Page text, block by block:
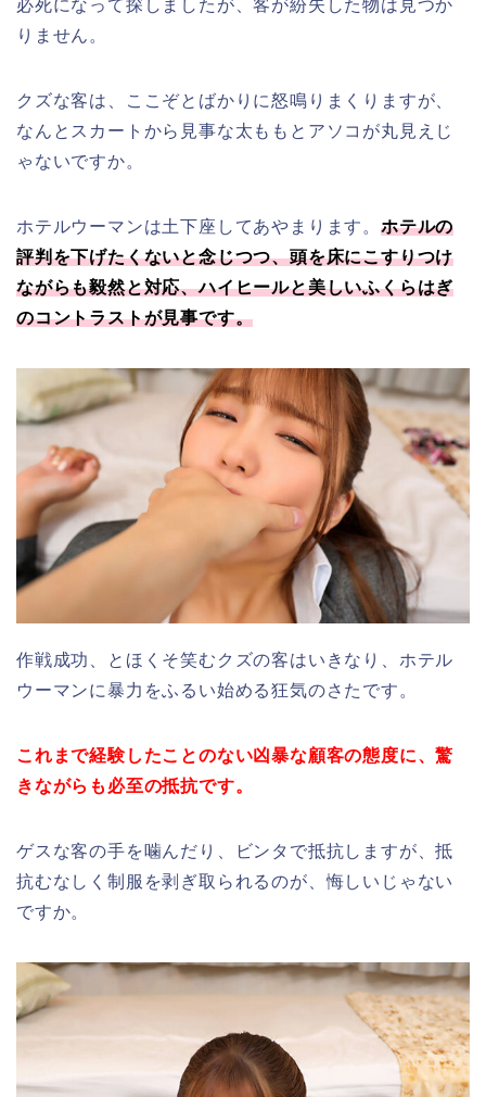
必死になって探しましたが、客が紛失した物は見つか
りません。
クズな客は、ここぞとばかりに怒鳴りまくりますが、
なんとスカートから見事な太ももとアソコが丸見えじ
ゃないですか。
ホテルウーマンは土下座してあやまります。 ホテルの
評判を下げたくないと念じつつ、頭を床にこすりつけ
ながらも毅然と対応、ハイヒールと美しいふくらはぎ
のコントラストが見事です。
作戦成功、とほくそ笑むクズの客はいきなり、ホテル
ウーマンに暴力をふるい始める狂気のさたです。
これまで経験したことのない凶暴な顧客の態度に、驚
きながらも必至の抵抗です。
ゲスな客の手を噛んだり、ビンタで抵抗しますが、抵
抗むなしく制服を剥ぎ取られるのが、悔しいじゃない
ですか。